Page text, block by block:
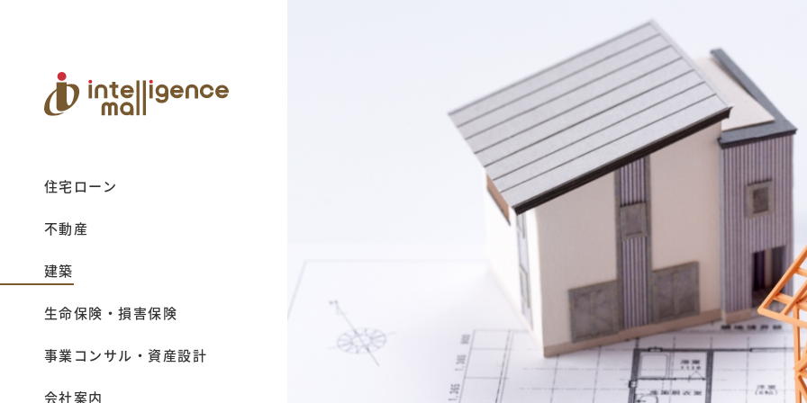
住宅ローン
不動産
建築
生命保険・損害保険
事業コンサル・資産設計
会社案内